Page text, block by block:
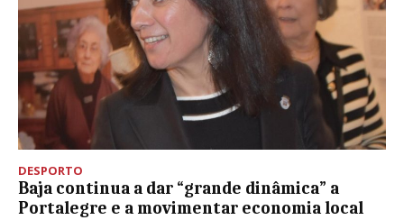
DESPORTO
Baja continua a dar “grande dinâmica” a
Portalegre e a movimentar economia local